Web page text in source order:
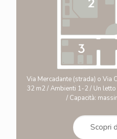
Via Mercadante (strada) o Via
32 m2 / Ambienti 1-2 / Un
/ Capacità:
Scopri